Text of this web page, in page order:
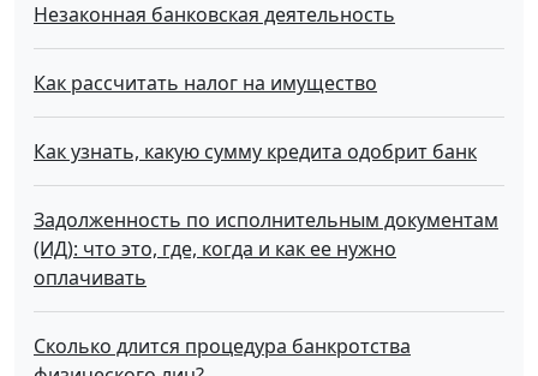
Незаконная банковская деятельность
Как рассчитать налог на имущество
Как узнать, какую сумму кредита одобрит банк
Задолженность по исполнительным документам
(ИД): что это, где, когда и как ее нужно
оплачивать
Сколько длится процедура банкротства